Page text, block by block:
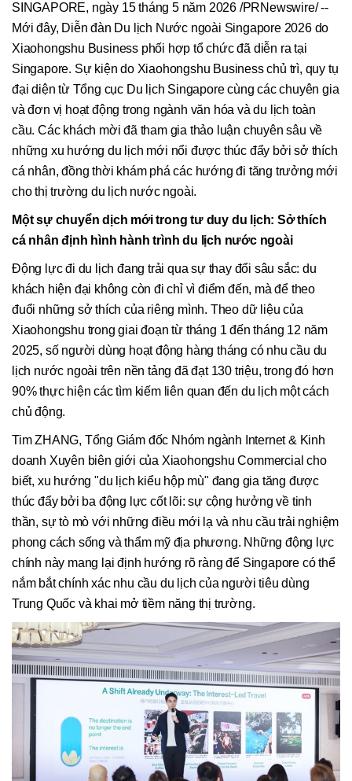
SINGAPORE, ngày 15 tháng 5 năm 2026 /PRNewswire/ --
Mới đây, Diễn đàn Du lịch Nước ngoài Singapore 2026 do
Xiaohongshu Business phối hợp tổ chức đã diễn ra tại
Singapore. Sự kiện do Xiaohongshu Business chủ trì, quy tụ
đại diện từ Tổng cục Du lịch Singapore cùng các chuyên gia
và đơn vị hoạt động trong ngành văn hóa và du lịch toàn
cầu. Các khách mời đã tham gia thảo luận chuyên sâu về
những xu hướng du lịch mới nổi được thúc đẩy bởi sở thích
cá nhân, đồng thời khám phá các hướng đi tăng trưởng mới
cho thị trường du lịch nước ngoài.
Một sự chuyển dịch mới trong tư duy du lịch: Sở thích
cá nhân định hình hành trình du lịch nước ngoài
Động lực đi du lịch đang trải qua sự thay đổi sâu sắc: du
khách hiện đại không còn đi chỉ vì điểm đến, mà để theo
đuổi những sở thích của riêng mình. Theo dữ liệu của
Xiaohongshu trong giai đoạn từ tháng 1 đến tháng 12 năm
2025, số người dùng hoạt động hàng tháng có nhu cầu du
lịch nước ngoài trên nền tảng đã đạt 130 triệu, trong đó hơn
90% thực hiện các tìm kiếm liên quan đến du lịch một cách
chủ động.
Tim ZHANG, Tổng Giám đốc Nhóm ngành Internet & Kinh
doanh Xuyên biên giới của Xiaohongshu Commercial cho
biết, xu hướng "du lịch kiểu hộp mù" đang gia tăng được
thúc đẩy bởi ba động lực cốt lõi: sự cộng hưởng về tinh
thần, sự tò mò với những điều mới lạ và nhu cầu trải nghiệm
phong cách sống và thẩm mỹ địa phương. Những động lực
chính này mang lại định hướng rõ ràng để Singapore có thể
nắm bắt chính xác nhu cầu du lịch của người tiêu dùng
Trung Quốc và khai mở tiềm năng thị trường.